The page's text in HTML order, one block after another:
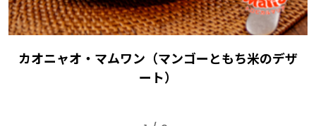
カオニャオ・マムワン（マンゴーともち米のデザ
ート）